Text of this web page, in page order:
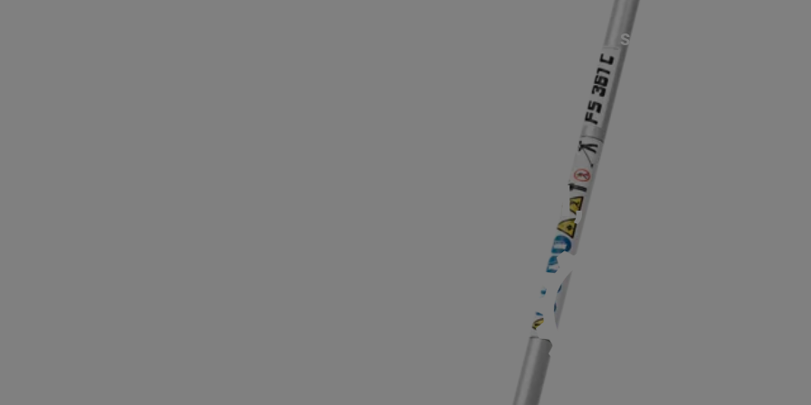
SERVICES
FS 361 C-EM, AUTOCUT